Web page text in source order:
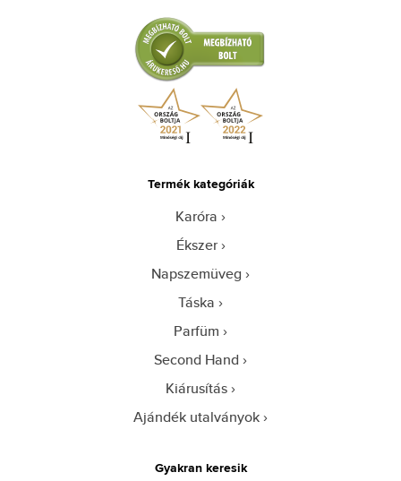
Termék kategóriák
Karóra
Ékszer
Napszemüveg
Táska
Parfüm
Second Hand
Kiárusítás
Ajándék utalványok
Gyakran keresik